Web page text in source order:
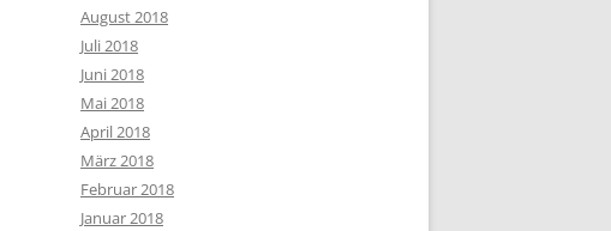
August 2018
Juli 2018
Juni 2018
Mai 2018
April 2018
März 2018
Februar 2018
Januar 2018